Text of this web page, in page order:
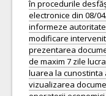
în procedurile
electronice din 08/
informeze
modificare
prezentarea
de maxim 7 zile
luarea la cunostinta
vizualizarea